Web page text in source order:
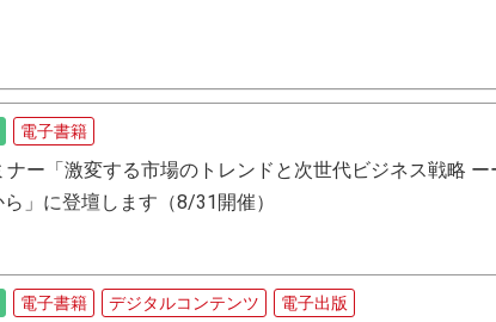
電子書籍
ナー「激変する市場のトレンドと次世代ビジネス戦略
」に登壇します（8/31開催）
電子書籍 デジタルコンテンツ 電子出版